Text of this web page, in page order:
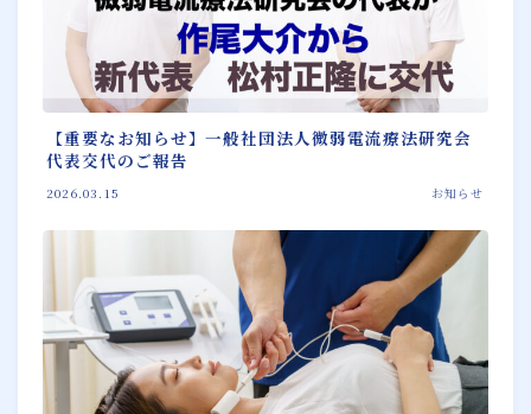
【重要なお知らせ】一般社団法人微弱電流療法研究会
代表交代のご報告
2026.03.15 お知らせ